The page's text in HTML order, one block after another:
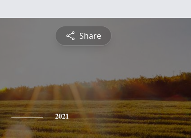
Share
2021